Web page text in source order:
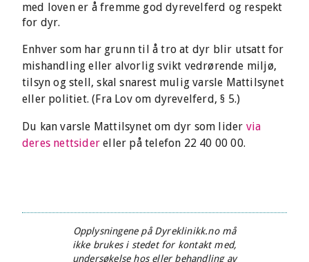
med loven er å fremme god dyrevelferd og respekt
for dyr.
Enhver som har grunn til å tro at dyr blir utsatt for
mishandling eller alvorlig svikt vedrørende miljø,
tilsyn og stell, skal snarest mulig varsle Mattilsynet
eller politiet. (Fra Lov om dyrevelferd, § 5.)
Du kan varsle Mattilsynet om dyr som lider via
deres nettsider eller på telefon 22 40 00 00.
Opplysningene på Dyreklinikk.no må
ikke brukes i stedet for kontakt med,
undersøkelse hos eller behandling av